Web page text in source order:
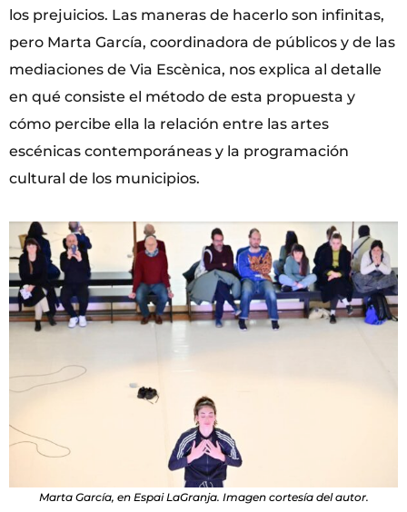
los prejuicios. Las maneras de hacerlo son infinitas,
pero Marta García, coordinadora de públicos y de las
mediaciones de Via Escènica, nos explica al detalle
en qué consiste el método de esta propuesta y
cómo percibe ella la relación entre las artes
escénicas contemporáneas y la programación
cultural de los municipios.
Marta García, en Espai LaGranja. Imagen cortesía del autor.